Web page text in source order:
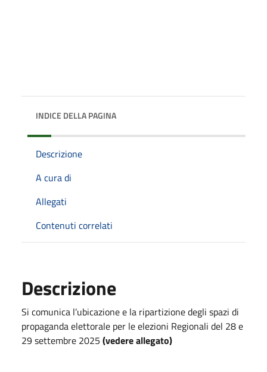
INDICE DELLA PAGINA
Descrizione
A cura di
Allegati
Contenuti correlati
Descrizione
Si comunica l’ubicazione e la ripartizione degli spazi di
propaganda elettorale per le elezioni Regionali del 28 e
29 settembre 2025 (vedere allegato)